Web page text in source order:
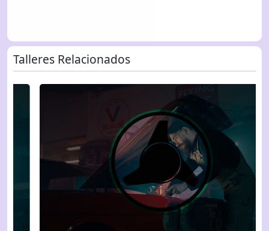
Talleres Relacionados